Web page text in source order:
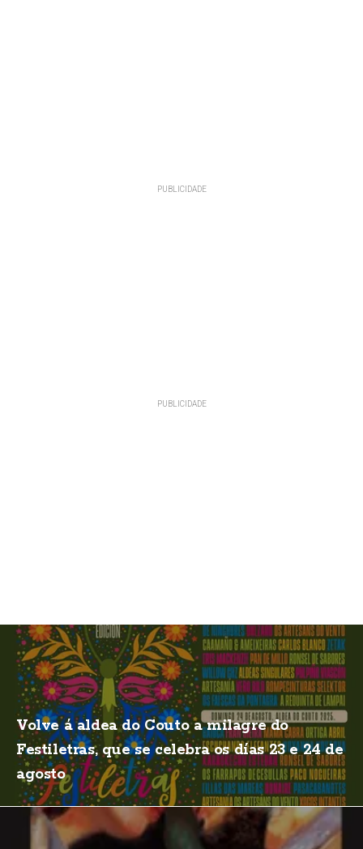
Volve á aldea do Couto a milagre do
Festiletras, que se celebra os días 23 e 24 de
agosto